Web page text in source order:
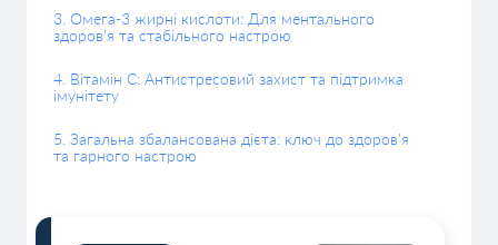
3. Омега-3 жирні кислоти: Для ментального
здоров'я та стабільного настрою
4. Вітамін С: Антистресовий захист та підтримка
імунітету
5. Загальна збалансована дієта: ключ до здоров'я
та гарного настрою